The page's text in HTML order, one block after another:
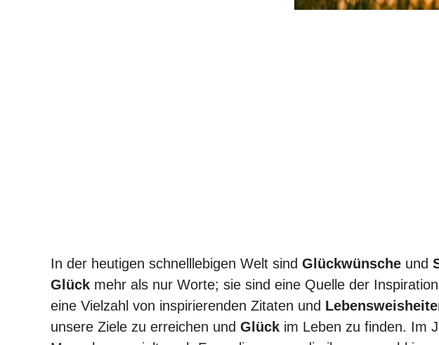
In der heutigen schnelllebigen Welt sind Glückwünsche und
Glück mehr als nur Worte; sie sind eine Quelle der
eine Vielzahl von inspirierenden Zitaten und
unsere Ziele zu erreichen und Glück im Leben zu finden. Im